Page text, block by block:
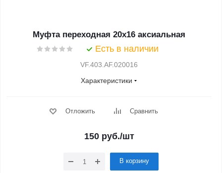
Муфта переходная 20х16 аксиальная
Есть в наличии
VF.403.AF.020016
Характеристики
Отложить Сравнить
150 руб./шт
В корзину